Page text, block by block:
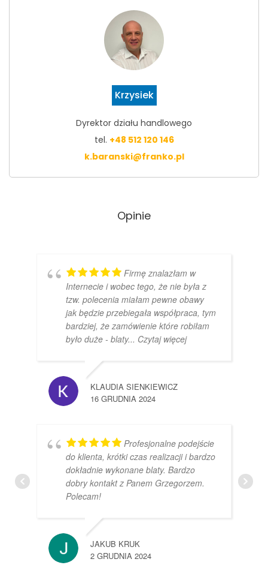
Krzysiek
Dyrektor działu handlowego
tel. +48 512 120 146
k.baranski@franko.pl
Opinie
Firmę znalazłam w
Internecie i wobec tego, że nie była z
tzw. polecenia miałam pewne obawy
jak będzie przebiegała współpraca, tym
bardziej, że zamówienie które robiłam
było duże - blaty... Czytaj więcej
KLAUDIA SIENKIEWICZ
16 GRUDNIA 2024
Profesjonalne podejście
do klienta, krótki czas realizacji i bardzo
dokładnie wykonane blaty. Bardzo
dobry kontakt z Panem Grzegorzem.
Polecam!
JAKUB KRUK
2 GRUDNIA 2024